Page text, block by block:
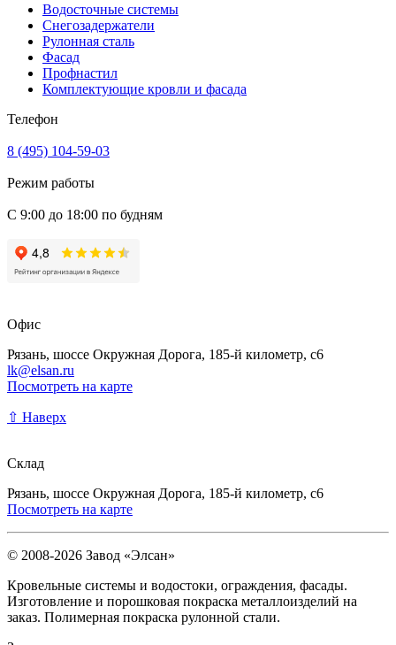
Водосточные системы
Снегозадержатели
Рулонная сталь
Фасад
Профнастил
Комплектующие кровли и фасада
Телефон
8 (495) 104-59-03
Режим работы
С 9:00 до 18:00 по будням
Офис
Рязань, шоссе Окружная Дорога, 185-й километр, с6
lk@elsan.ru
Посмотреть на карте
⇧ Наверх
Склад
Рязань, шоссе Окружная Дорога, 185-й километр, с6
Посмотреть на карте
© 2008-2026 Завод «Элсан»
Кровельные системы и водостоки, ограждения, фасады.
Изготовление и порошковая покраска металлоизделий на
заказ. Полимерная покраска рулонной стали.